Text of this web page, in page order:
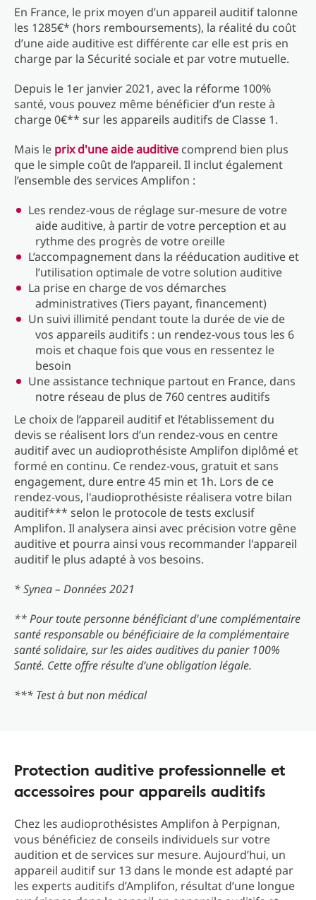
En France, le prix moyen d’un appareil auditif talonne
les 1285€* (hors remboursements), la réalité du coût
d’une aide auditive est différente car elle est pris en
charge par la Sécurité sociale et par votre mutuelle.
Depuis le 1er janvier 2021, avec la réforme 100%
santé, vous pouvez même bénéficier d’un reste à
charge 0€** sur les appareils auditifs de Classe 1.
Mais le prix d'une aide auditive comprend bien plus
que le simple coût de l’appareil. Il inclut également
l’ensemble des services Amplifon :
Les rendez-vous de réglage sur-mesure de votre
aide auditive, à partir de votre perception et au
rythme des progrès de votre oreille
L’accompagnement dans la rééducation auditive et
l’utilisation optimale de votre solution auditive
La prise en charge de vos démarches
administratives (Tiers payant, financement)
Un suivi illimité pendant toute la durée de vie de
vos appareils auditifs : un rendez-vous tous les 6
mois et chaque fois que vous en ressentez le
besoin
Une assistance technique partout en France, dans
notre réseau de plus de 760 centres auditifs
Le choix de l’appareil auditif et l’établissement du
devis se réalisent lors d’un rendez-vous en centre
auditif avec un audioprothésiste Amplifon diplômé et
formé en continu. Ce rendez-vous, gratuit et sans
engagement, dure entre 45 min et 1h. Lors de ce
rendez-vous, l'audioprothésiste réalisera votre bilan
auditif*** selon le protocole de tests exclusif
Amplifon. Il analysera ainsi avec précision votre gêne
auditive et pourra ainsi vous recommander l'appareil
auditif le plus adapté à vos besoins.
* Synea – Données 2021
** Pour toute personne bénéficiant d'une complémentaire
santé responsable ou bénéficiaire de la complémentaire
santé solidaire, sur les aides auditives du panier 100%
Santé. Cette offre résulte d’une obligation légale.
*** Test à but non médical
Protection auditive professionnelle et
accessoires pour appareils auditifs
Chez les audioprothésistes Amplifon à Perpignan,
vous bénéficiez de conseils individuels sur votre
audition et de services sur mesure. Aujourd’hui, un
appareil auditif sur 13 dans le monde est adapté par
les experts auditifs d’Amplifon, résultat d’une longue